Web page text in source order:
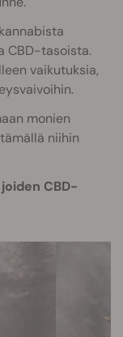
CBD-tasoista.
vaikutuksia,
monien
niihin
CBD-